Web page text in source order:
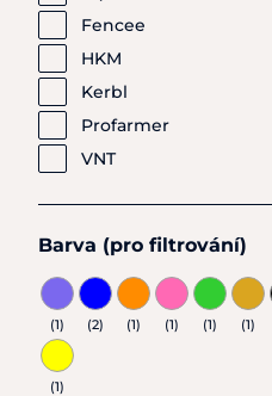
Fencee
HKM
Kerbl
Profarmer
VNT
Barva (pro filtrování)
(1) (2) (1) (1) (1) (1)
(1)